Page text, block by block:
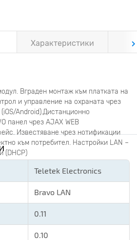
Характеристики
Вграден монтаж към платката на
и управление на охраната чрез
Android).Дистанционно
панел чрез AJAX WEB
Известяване чрез нотификации
към потребител. Настройки LAN –
(DHCP)
Teletek Electronics
Bravo LAN
0.11
0.10